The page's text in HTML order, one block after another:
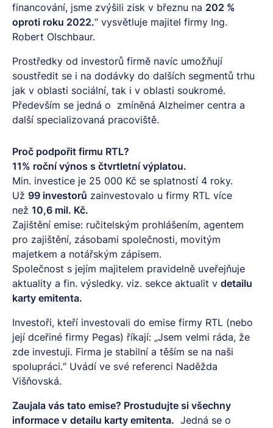
financování, jsme zvýšili zisk v březnu na 202 %
oproti roku 2022.“ vysvětluje majitel firmy Ing.
Robert Olschbaur.
Prostředky od investorů firmě navíc umožňují
soustředit se i na dodávky do dalších segmentů trhu
jak v oblasti sociální, tak i v oblasti soukromé.
Především se jedná o zmíněná Alzheimer centra a
další specializovaná pracoviště.
Proč podpořit firmu RTL?
11% roční výnos s čtvrtletní výplatou.
Min. investice je 25 000 Kč se splatností 4 roky.
Už 99 investorů zainvestovalo u firmy RTL více
než 10,6 mil. Kč.
Zajištění emise: ručitelským prohlášením, agentem
pro zajištění, zásobami společnosti, movitým
majetkem a notářským zápisem.
Společnost s jejím majitelem pravidelně uveřejňuje
aktuality a fin. výsledky. viz. sekce aktualit v detailu
karty emitenta.
Investoři, kteří investovali do emise firmy RTL (nebo
její dceřiné firmy Pegas) říkají: „Jsem velmi ráda, že
zde investuji. Firma je stabilní a těším se na naši
spolupráci.“ Uvádí ve své referenci Naděžda
Višňovská.
Zaujala vás tato emise? Prostudujte si všechny
informace v detailu karty emitenta. Jedná se o